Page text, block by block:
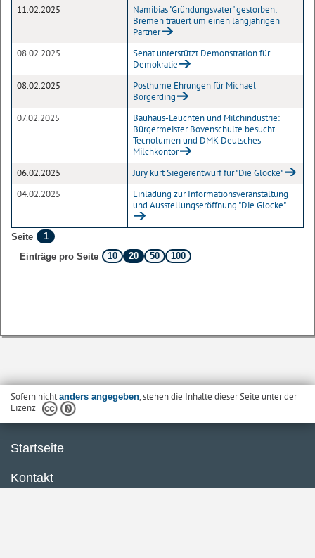
11.02.2025
Namibias "Gründungsvater" gestorben:
Bremen trauert um einen langjährigen
Partner
08.02.2025
Senat unterstützt Demonstration für
Demokratie
08.02.2025
Posthume Ehrungen für Michael
Börgerding
07.02.2025
Bauhaus-Leuchten und Milchindustrie:
Bürgermeister Bovenschulte besucht
Tecnolumen und DMK Deutsches
Milchkontor
06.02.2025
Jury kürt Siegerentwurf für "Die Glocke"
04.02.2025
Einladung zur Informationsveranstaltung
und Ausstellungseröffnung "Die Glocke"
Seite
1
Einträge pro Seite
10 20 50 100
Sofern nichtanders angegeben, stehen die Inhalte dieser Seite unter der
Lizenz
Startseite
Kontakt